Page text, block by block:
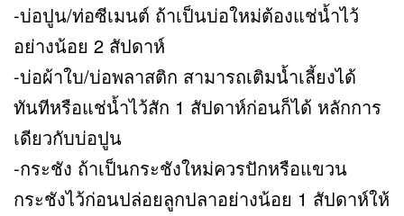
-บ่อปูน/ท่อซีเมนต์ ถ้าเป็นบ่อใหม่ต้องแช่น้ำไว้
อย่างน้อย 2 สัปดาห์
-บ่อผ้าใบ/บ่อพลาสติก สามารถเติมน้ำเลี้ยงได้
ทันทีหรือแช่น้ำไว้สัก 1 สัปดาห์ก่อนก็ได้ หลักการ
เดียวกับบ่อปูน
-กระชัง ถ้าเป็นกระชังใหม่ควรปักหรือแขวน
กระชังไว้ก่อนปล่อยลูกปลาอย่างน้อย 1 สัปดาห์ให้